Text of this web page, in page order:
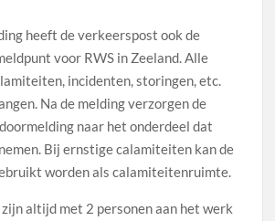
heeft de verkeerspost ook de
voor RWS in Zeeland. Alle
incidenten, storingen, etc.
Na de melding verzorgen de
naar het onderdeel dat
Bij ernstige calamiteiten kan de
worden als calamiteitenruimte.
altijd met 2 personen aan het werk